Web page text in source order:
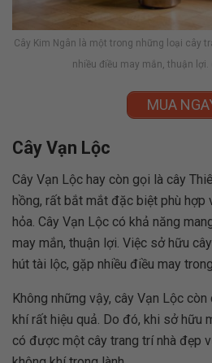
Cây Kim Ngân là một trong những loại cây
nhiều điều may mắn, thuận lợi.
MUA
Cây Vạn Lộc
Cây Vạn Lộc hay còn gọi là cây
hồng, rất bắt mắt đặc biệt phù hợp
hỏa. Cây Vạn Lộc có khả năng
may mắn, thuận lợi. Việc sở hữu
hút tài lộc, gặp nhiều điều may
Không những vậy, cây Vạn Lộc
khí rất hiệu quả. Do đó, khi sở hữu
có được một cây trang trí nhà đẹp